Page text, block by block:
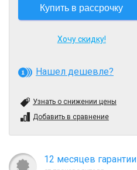
Купить в рассрочку
Хочу скидку!
Нашел дешевле?
Узнать о снижении цены
Добавить в сравнение
12 месяцев гарантии